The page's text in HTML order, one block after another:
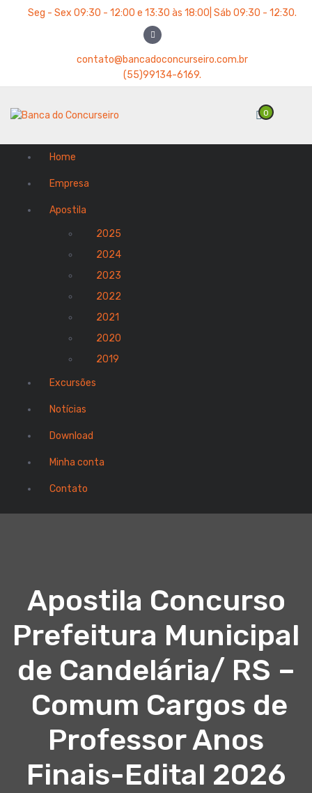
o
Seg - Sex 09:30 - 12:00 e 13:30 às 18:00| Sáb 09:30 - 12:30.
contato@bancadoconcurseiro.com.br
(55)99134-6169.
0
Home
Empresa
Apostila
2025
2024
2023
2022
2021
2020
2019
Excursões
Notícias
Download
Minha conta
Contato
Apostila Concurso
Prefeitura Municipal
de Candelária/ RS –
Comum Cargos de
Professor Anos
Finais-Edital 2026